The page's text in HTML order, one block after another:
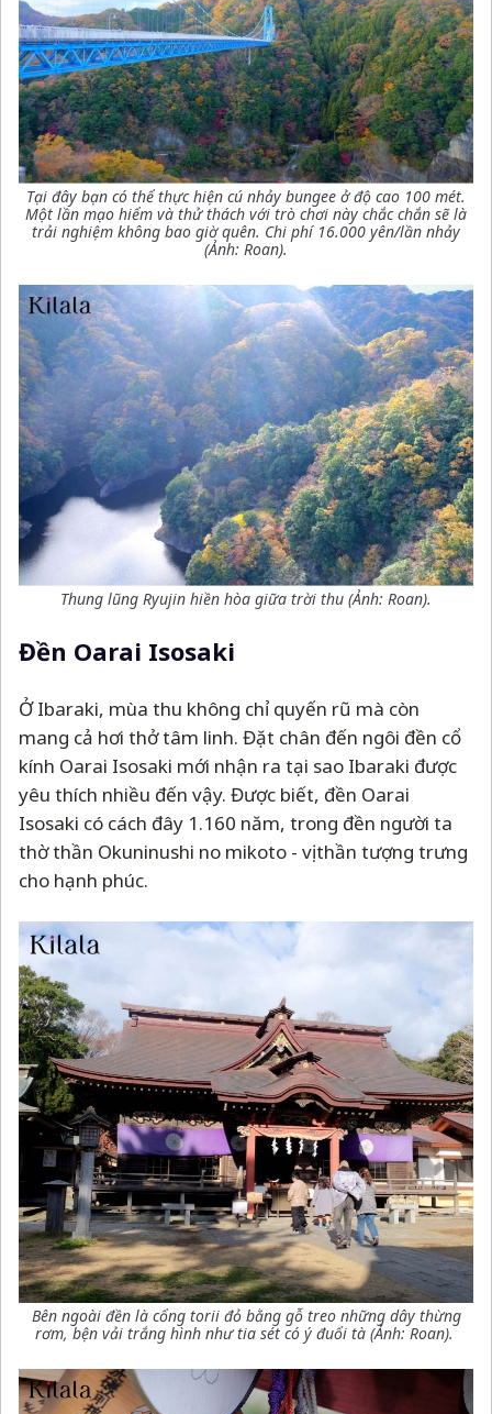
Tại đây bạn có thể thực hiện cú nhảy bungee ở độ cao 100 mét.
Một lần mạo hiểm và thử thách với trò chơi này chắc chắn sẽ là
trải nghiệm không bao giờ quên. Chi phí 16.000 yên/lần nhảy
(Ảnh: Roan).
Thung lũng Ryujin hiền hòa giữa trời thu (Ảnh: Roan).
Đền Oarai Isosaki
Ở Ibaraki, mùa thu không chỉ quyến rũ mà còn
mang cả hơi thở tâm linh. Đặt chân đến ngôi đền cổ
kính Oarai Isosaki mới nhận ra tại sao Ibaraki được
yêu thích nhiều đến vậy. Được biết, đền Oarai
Isosaki có cách đây 1.160 năm, trong đền người ta
thờ thần Okuninushi no mikoto - vị thần tượng trưng
cho hạnh phúc.
Bên ngoài đền là cổng torii đỏ bằng gỗ treo những dây thừng
rơm, bện vải trắng hình như tia sét có ý đuổi tà (Ảnh: Roan).